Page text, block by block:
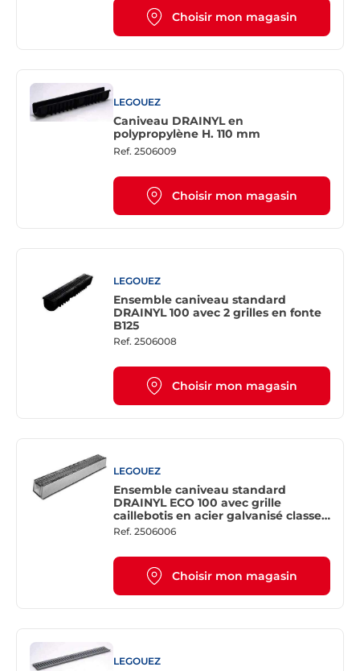
Choisir mon magasin
LEGOUEZ
Caniveau DRAINYL en
polypropylène H. 110 mm
Ref. 2506009
Choisir mon magasin
LEGOUEZ
Ensemble caniveau standard
DRAINYL 100 avec 2 grilles en fonte
B125
Ref. 2506008
Choisir mon magasin
LEGOUEZ
Ensemble caniveau standard
DRAINYL ECO 100 avec grille
caillebotis en acier galvanisé classe
B125
Ref. 2506006
Choisir mon magasin
LEGOUEZ